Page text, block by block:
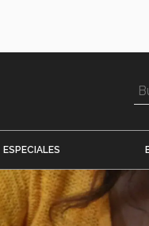
ESPECIALES